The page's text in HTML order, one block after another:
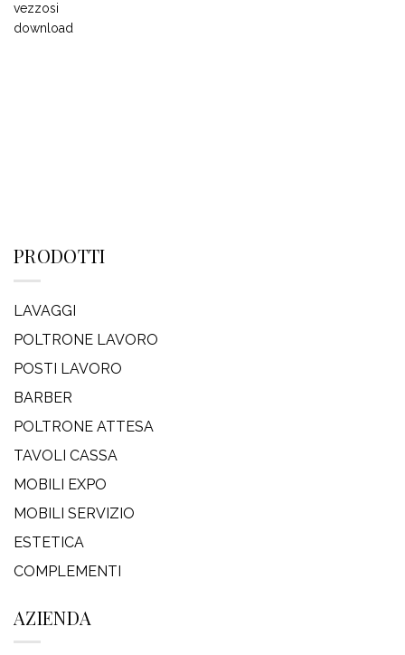
PRODOTTI
LAVAGGI
POLTRONE LAVORO
POSTI LAVORO
BARBER
POLTRONE ATTESA
TAVOLI CASSA
MOBILI EXPO
MOBILI SERVIZIO
ESTETICA
COMPLEMENTI
AZIENDA